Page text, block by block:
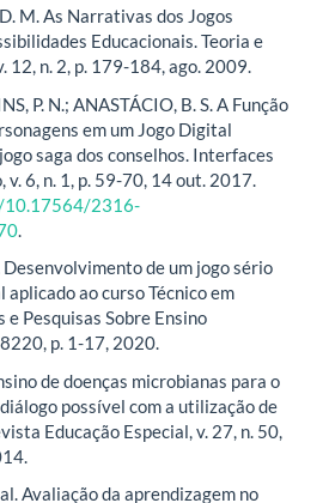
M. As Narrativas dos Jogos
Educacionais. Teoria e
12, n. 2, p. 179-184, ago. 2009.
P. N.; ANASTÁCIO, B. S. A Função
em um Jogo Digital
saga dos conselhos. Interfaces
6, n. 1, p. 59-70, 14 out. 2017.
10.17564/2316-
Desenvolvimento de um jogo sério
ao curso Técnico em
Pesquisas Sobre Ensino
p. 1-17, 2020.
de doenças microbianas para o
possível com a utilização de
Educação Especial, v. 27, n. 50,
Avaliação da aprendizagem no